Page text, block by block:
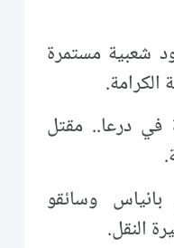
شعبية مستمرة
في درعا.. مقتل
وسائقو
النقل.